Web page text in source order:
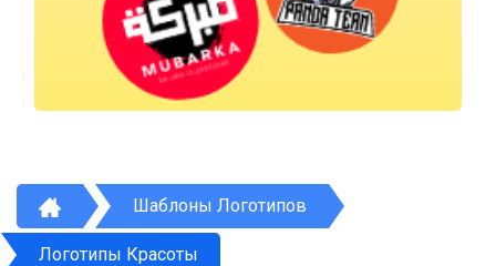
Шаблоны Логотипов
Логотипы Красоты